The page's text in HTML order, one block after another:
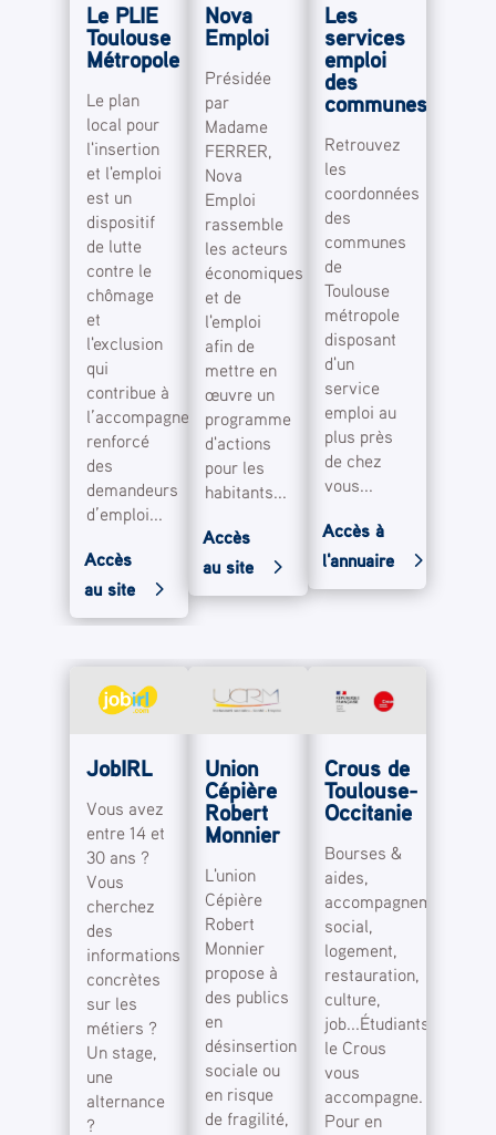
Le PLIE
Toulouse
Métropole
Le plan
local pour
l'insertion
et l'emploi
est un
dispositif
de lutte
contre le
chômage
et
l'exclusion
qui
contribue à
l’accompagnement
renforcé
des
demandeurs
d’emploi...
Accès
au site
Nova
Emploi
Présidée
par
Madame
FERRER,
Nova
Emploi
rassemble
les acteurs
économiques
et de
l'emploi
afin de
mettre en
œuvre un
programme
d'actions
pour les
habitants...
Accès
au site
Les
services
emploi
des
communes
Retrouvez
les
coordonnées
des
communes
de
Toulouse
métropole
disposant
d'un
service
emploi au
plus près
de chez
vous...
Accès à
l'annuaire
JobIRL
Vous avez
entre 14 et
30 ans ?
Vous
cherchez
des
informations
concrètes
sur les
métiers ?
Un stage,
une
alternance
?
Union
Cépière
Robert
Monnier
L'union
Cépière
Robert
Monnier
propose à
des publics
en
désinsertion
sociale ou
en risque
de fragilité,
Crous de
Toulouse-
Occitanie
Bourses &
aides,
accompagnement
social,
logement,
restauration,
culture,
job...Étudiants,
le Crous
vous
accompagne.
Pour en